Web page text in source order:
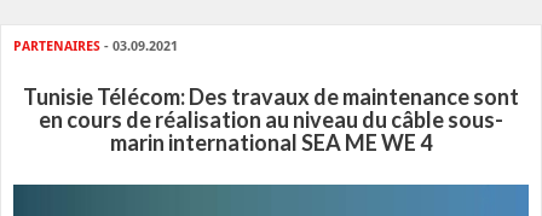
PARTENAIRES - 03.09.2021
Tunisie Télécom: Des travaux de maintenance sont
en cours de réalisation au niveau du câble sous-
marin international SEA ME WE 4